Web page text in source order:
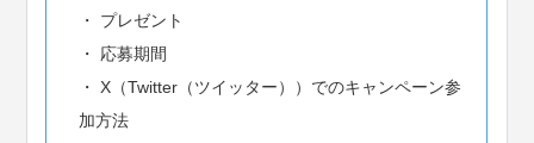
プレゼント
応募期間
X（Twitter（ツイッター））でのキャンペーン参
加方法